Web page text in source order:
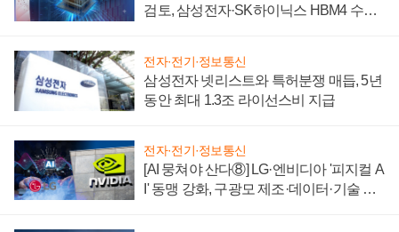
검토, 삼성전자·SK하이닉스 HBM4 수율
전자·전기·정보통신
삼성전자 넷리스트와 특허분쟁 매듭, 5년
동안 최대 1.3조 라이선스비 지급
전자·전기·정보통신
[AI 뭉쳐야 산다⑧] LG·엔비디아 '피지컬 A
I' 동맹 강화, 구광모 제조·데이터·기술 결